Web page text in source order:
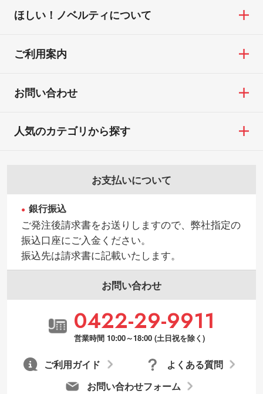
ほしい！ノベルティについて
ご利用案内
お問い合わせ
お支払いについて
銀行振込
ご発注後請求書をお送りしますので、弊社指定の
振込口座にご入金ください。
振込先は請求書に記載いたします。
お問い合わせ
0422-29-9911
営業時間 10:00～18:00 (土日祝を除く)
お問い合わせフォーム
よくある質問
ご利用ガイド
人気のカテゴリから探す